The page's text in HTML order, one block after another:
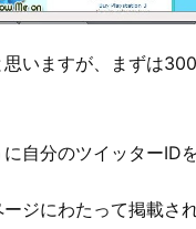
いますが、まずは
自分のツイッターID
ジにわたって掲載さ